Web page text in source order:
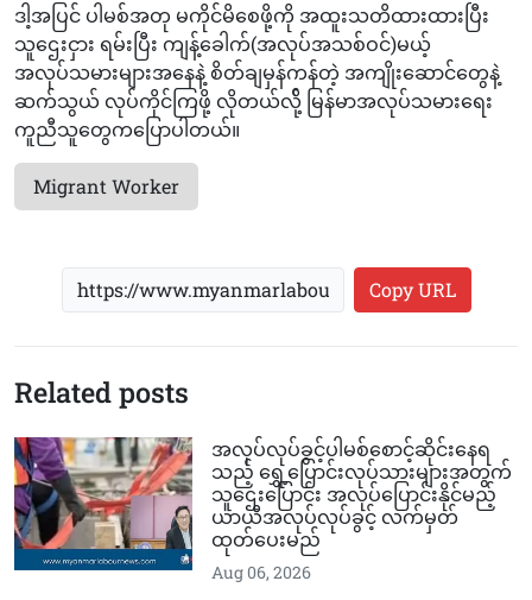
ဒါ့အပြင် ပါမစ်အတု မကိုင်မိစေဖို့ကို အထူးသတိထားထားပြီး
သူဌေးငှား ရမ်းပြီး ကျန့်ခေါက်(အလုပ်အသစ်ဝင်)မယ့်
အလုပ်သမားများအနေနဲ့ စိတ်ချမှန်ကန်တဲ့ အကျိုးဆောင်တွေနဲ့
ဆက်သွယ် လုပ်ကိုင်ကြဖို့ လိုတယ်လ်ို့ မြန်မာအလုပ်သမားရေး
ကူညီသူတွေကပြောပါတယ်။
Migrant Worker
Copy URL
Related posts
အလုပ်လုပ်ခွင့်ပါမစ်စောင့်ဆိုင်းနေရ
သည့် ရွှေ့ပြောင်းလုပ်သားများအတွက်
သူဌေးပြောင်း အလုပ်ပြောင်းနိုင်မည့်
ယာယီအလုပ်လုပ်ခွင့် လက်မှတ်
ထုတ်ပေးမည်
Aug 06, 2026